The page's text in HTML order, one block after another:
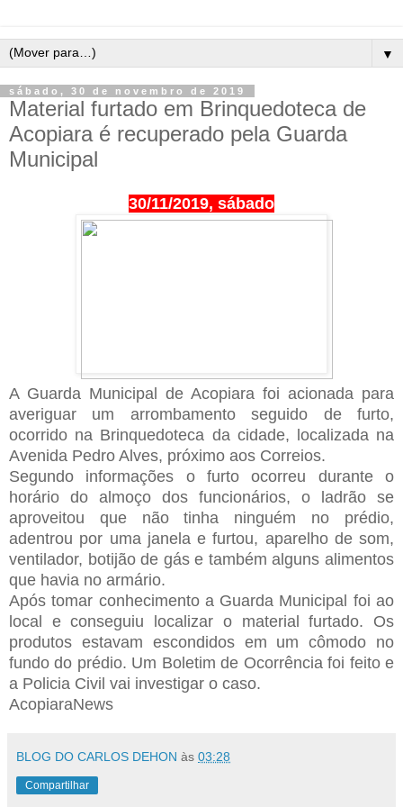
▼
sábado, 30 de novembro de 2019
Material furtado em Brinquedoteca de
Acopiara é recuperado pela Guarda
Municipal
30/11/2019, sábado
A Guarda Municipal de Acopiara foi acionada para
averiguar um arrombamento seguido de furto,
ocorrido na Brinquedoteca da cidade, localizada na
Avenida Pedro Alves, próximo aos Correios.
Segundo informações o furto ocorreu durante o
horário do almoço dos funcionários, o ladrão se
aproveitou que não tinha ninguém no prédio,
adentrou por uma janela e furtou, aparelho de som,
ventilador, botijão de gás e também alguns alimentos
que havia no armário.
Após tomar conhecimento a Guarda Municipal foi ao
local e conseguiu localizar o material furtado. Os
produtos estavam escondidos em um cômodo no
fundo do prédio. Um Boletim de Ocorrência foi feito e
a Policia Civil vai investigar o caso.
AcopiaraNews
BLOG DO CARLOS DEHON às 03:28
Compartilhar